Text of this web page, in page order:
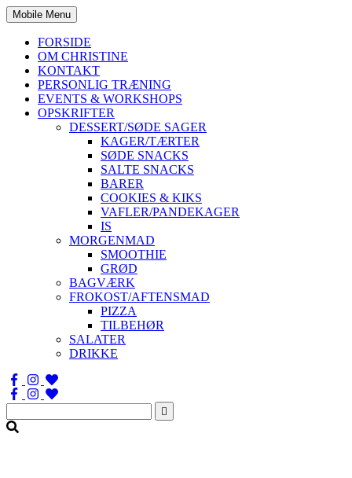
Mobile Menu
FORSIDE
OM CHRISTINE
KONTAKT
PERSONLIG TRÆNING
EVENTS & WORKSHOPS
OPSKRIFTER
DESSERT/SØDE SAGER
KAGER/TÆRTER
SØDE SNACKS
SALTE SNACKS
BARER
COOKIES & KIKS
VAFLER/PANDEKAGER
IS
MORGENMAD
SMOOTHIE
GRØD
BAGVÆRK
FROKOST/AFTENSMAD
PIZZA
TILBEHØR
SALATER
DRIKKE
Søg
efter: